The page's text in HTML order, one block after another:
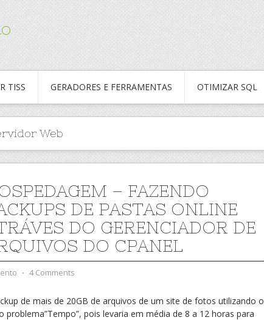
TISS GERADORES E FERRAMENTAS OTIMIZAR SQL
Web
– FAZENDO
DE PASTAS ONLINE
DO GERENCIADOR DE
DO CPANEL
⋅ 4 Comments
de mais de 20GB de arquivos de um site de fotos utilizando o
problema”Tempo”, pois levaria em média de 8 a 12 horas para